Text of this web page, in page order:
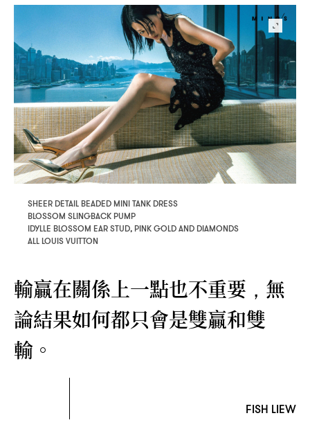
SHEER DETAIL BEADED MINI TANK DRESS
BLOSSOM SLINGBACK PUMP
IDYLLE BLOSSOM EAR STUD, PINK GOLD AND DIAMONDS
ALL LOUIS VUITTON
輸贏在關係上一點也不重要 ， 無
論結果如何都只會是雙贏和雙
輸。
FISH LIEW